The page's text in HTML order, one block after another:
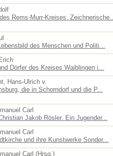
Rems-Murr-Kreises. Zeichnerische...
des Menschen und Politi...
Dörfer des Kreises Waiblingen i...
Hans-Ulrich v.
die in Schorndorf und die P...
Carl
Jakob Rösler. Ein Jugender...
Carl
und ihre Kunstwerke Sonder...
Carl (Hrsg.)